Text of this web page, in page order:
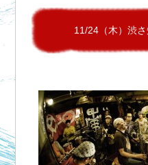
11/24（木）渋